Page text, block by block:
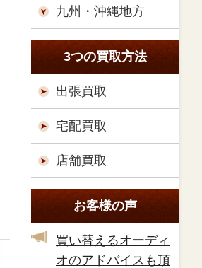
九州・沖縄地方
3つの買取方法
出張買取
宅配買取
店舗買取
お客様の声
買い替えるオーディ
オのアドバイスも頂